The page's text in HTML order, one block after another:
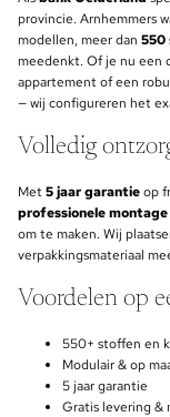
provincie. Arnhemmers
modellen, meer dan 550
meedenkt. Of je nu een
appartement of een
— wij configureren het
Volledig
Met5 jaar garantieop
professionele montage
om te maken. Wij
verpakkingsmateriaal
Voordelen op
550+ stoffen en
Modulair & op
5 jaar garantie
Gratis levering &